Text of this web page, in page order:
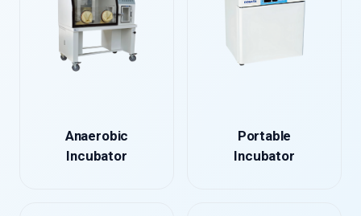
Anaerobic
Incubator
Portable
Incubator